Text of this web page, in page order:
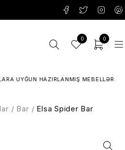
0 0
UYĞUN HAZIRLANMIŞ MEBELLƏR.
/ Bar / Elsa Spider Bar